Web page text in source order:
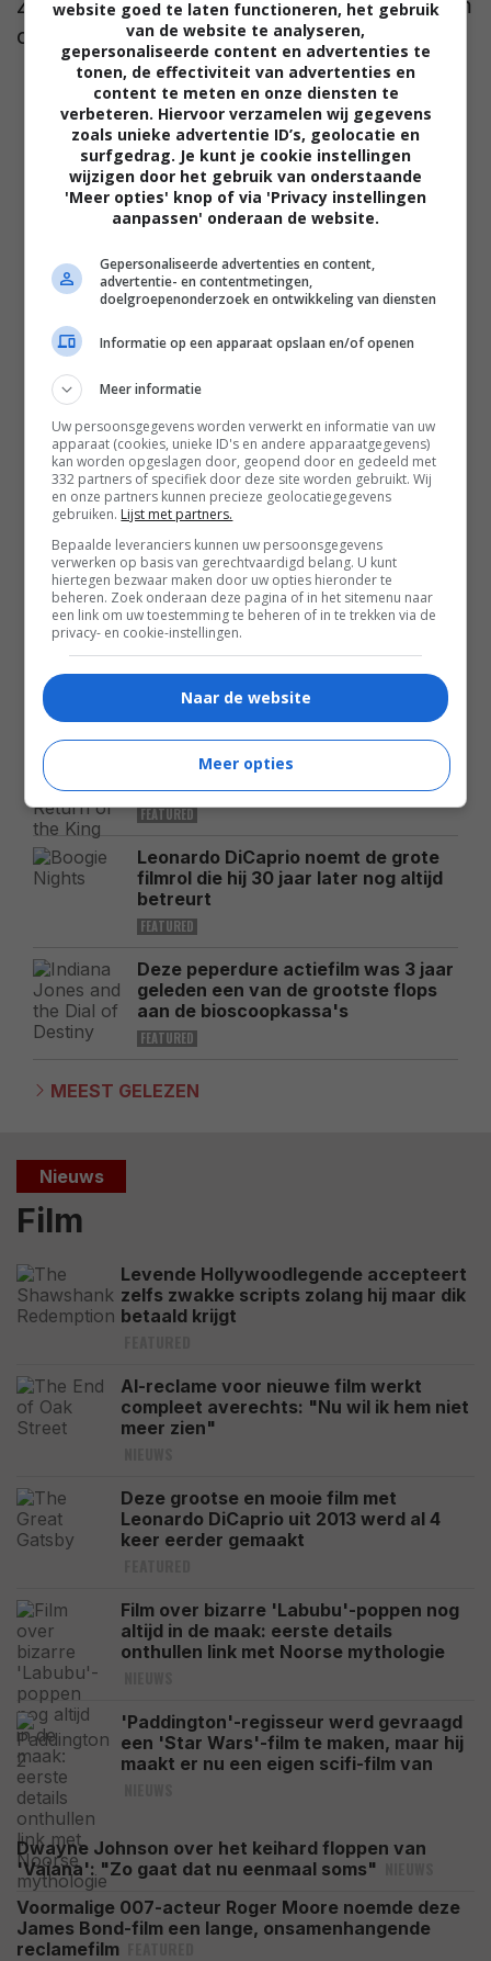
over een heel andere boeg gooien
FEATURED
MEEST GELEZEN
Tijdens een bepaalde scène in 'The
Lord of the Rings' verraadt één
draad plotseling de complete
filmtruc
Zelfs de grote finale van 'The Lord
of the Rings' bevat honderden
fouten die bijna niemand tijdens het
kijken ziet
FEATURED
Leonardo DiCaprio noemt de grote
filmrol die hij 30 jaar later nog altijd
betreurt
FEATURED
Deze peperdure actiefilm was 3 jaar
geleden een van de grootste flops
aan de bioscoopkassa's
FEATURED
MEEST GELEZEN
Nieuws
Film
Levende Hollywoodlegende accepteert
zelfs zwakke scripts zolang hij maar dik
betaald krijgt
AI-reclame voor nieuwe film werkt
compleet averechts: "Nu wil ik hem niet
meer zien"
Deze grootse en mooie film met
Leonardo DiCaprio uit 2013 werd al 4
keer eerder gemaakt
Film over bizarre 'Labubu'-poppen nog
altijd in de maak: eerste details
onthullen link met Noorse mythologie
'Paddington'-regisseur werd gevraagd
een 'Star Wars'-film te maken, maar hij
maakt er nu een eigen scifi-film van
Dwayne Johnson over het keihard floppen van
'Vaiana': "Zo gaat dat nu eenmaal soms"
Voormalige 007-acteur Roger Moore noemde deze
James Bond-film een lange, onsamenhangende
reclamefilm
website goed te laten functioneren, het gebruik
van de website te analyseren,
gepersonaliseerde content en advertenties te
tonen, de effectiviteit van advertenties en
content te meten en onze diensten te
verbeteren. Hiervoor verzamelen wij gegevens
zoals unieke advertentie ID’s, geolocatie en
surfgedrag. Je kunt je cookie instellingen
wijzigen door het gebruik van onderstaande
'Meer opties' knop of via 'Privacy instellingen
aanpassen' onderaan de website.
Gepersonaliseerde advertenties en content,
advertentie- en contentmetingen,
doelgroepenonderzoek en ontwikkeling van diensten
Informatie op een apparaat opslaan en/of openen
Meer informatie
Uw persoonsgegevens worden verwerkt en informatie van uw
apparaat (cookies, unieke ID's en andere apparaatgegevens)
kan worden opgeslagen door, geopend door en gedeeld met
332 partners of specifiek door deze site worden gebruikt. Wij
en onze partners kunnen precieze geolocatiegegevens
gebruiken. Lijst met partners.
Bepaalde leveranciers kunnen uw persoonsgegevens
verwerken op basis van gerechtvaardigd belang. U kunt
hiertegen bezwaar maken door uw opties hieronder te
beheren. Zoek onderaan deze pagina of in het sitemenu naar
een link om uw toestemming te beheren of in te trekken via de
privacy- en cookie-instellingen.
Naar de website
Meer opties